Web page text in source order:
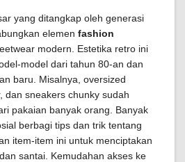
yang ditangkap oleh generasi
elemen fashion
modern. Estetika retro ini
model dari tahun 80-an dan
baru. Misalnya, oversized
dan sneakers chunky sudah
pakaian banyak orang. Banyak
berbagi tips dan trik tentang
item-item ini untuk menciptakan
santai. Kemudahan akses ke